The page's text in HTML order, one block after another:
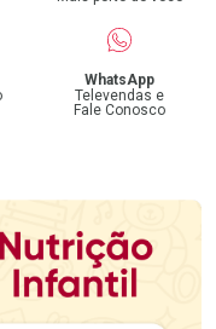
WhatsApp
Televendas e
Fale Conosco